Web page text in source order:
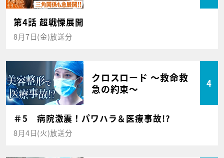
第4話 超戦慄展開
8月7日(金)放送分
クロスロード ～救命救
急の約束～
4
＃5 病院激震！パワハラ＆医療事故!?
8月4日(火)放送分